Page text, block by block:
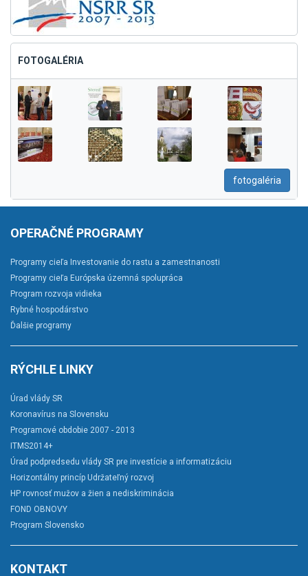
FOTOGALÉRIA
fotogaléria
OPERAČNÉ PROGRAMY
Programy cieľa Investovanie do rastu a zamestnanosti
Programy cieľa Európska územná spolupráca
Program rozvoja vidieka
Rybné hospodárstvo
Ďalšie programy
RÝCHLE LINKY
Úrad vlády SR
Koronavírus na Slovensku
Programové obdobie 2007 - 2013
ITMS2014+
Úrad podpredsedu vlády SR pre investície a informatizáciu
Horizontálny princíp Udržateľný rozvoj
HP rovnosť mužov a žien a nediskriminácia
FOND OBNOVY
Program Slovensko
KONTAKT